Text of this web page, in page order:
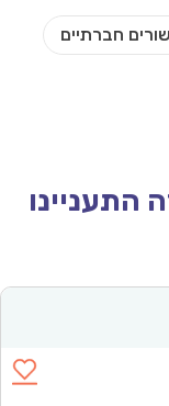
התעניינו